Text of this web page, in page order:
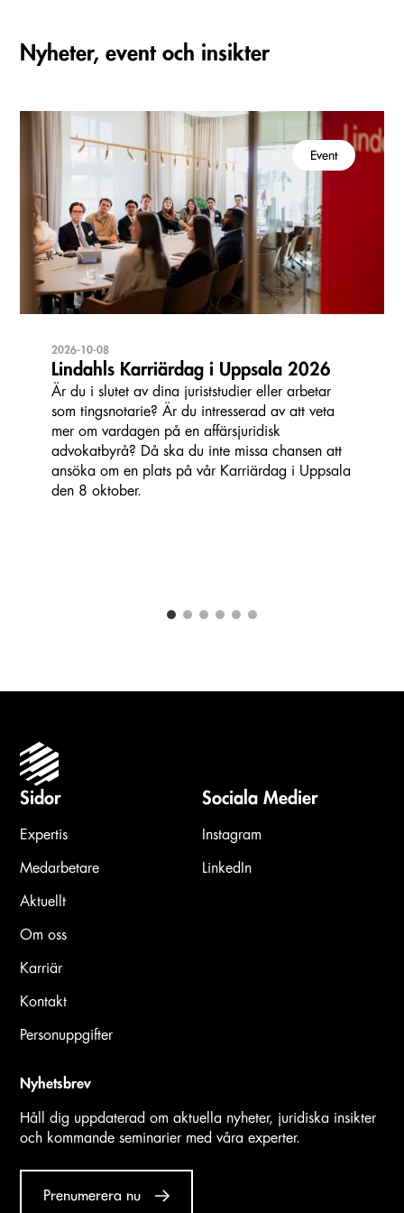
Nyheter, event och insikter
Event
2026-10-08
Lindahls Karriärdag i Uppsala 2026
Är du i slutet av dina juriststudier eller arbetar
som tingsnotarie? Är du intresserad av att veta
mer om vardagen på en affärsjuridisk
advokatbyrå? Då ska du inte missa chansen att
ansöka om en plats på vår Karriärdag i Uppsala
den 8 oktober.
1 2 3 4 5 6
Sidor
Expertis
Medarbetare
Aktuellt
Om oss
Karriär
Kontakt
Personuppgifter
Sociala Medier
Instagram
LinkedIn
Nyhetsbrev
Håll dig uppdaterad om aktuella nyheter, juridiska insikter
och kommande seminarier med våra experter.
Prenumerera nu